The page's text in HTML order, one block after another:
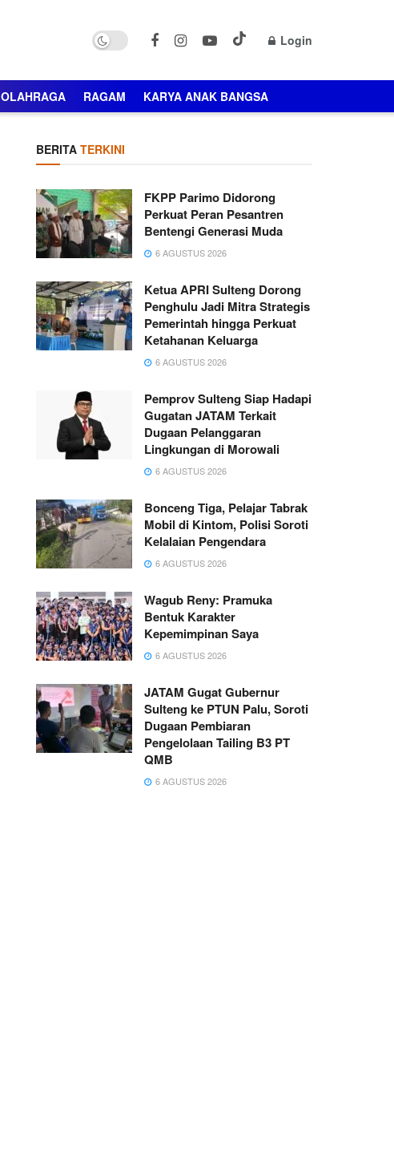
Login
OLAHRAGA RAGAM KARYA ANAK BANGSA
BERITA TERKINI
FKPP Parimo Didorong
Perkuat Peran Pesantren
Bentengi Generasi Muda
6 AGUSTUS 2026
Ketua APRI Sulteng Dorong
Penghulu Jadi Mitra Strategis
Pemerintah hingga Perkuat
Ketahanan Keluarga
6 AGUSTUS 2026
Pemprov Sulteng Siap Hadapi
Gugatan JATAM Terkait
Dugaan Pelanggaran
Lingkungan di Morowali
6 AGUSTUS 2026
Bonceng Tiga, Pelajar Tabrak
Mobil di Kintom, Polisi Soroti
Kelalaian Pengendara
6 AGUSTUS 2026
Wagub Reny: Pramuka
Bentuk Karakter
Kepemimpinan Saya
6 AGUSTUS 2026
JATAM Gugat Gubernur
Sulteng ke PTUN Palu, Soroti
Dugaan Pembiaran
Pengelolaan Tailing B3 PT
QMB
6 AGUSTUS 2026